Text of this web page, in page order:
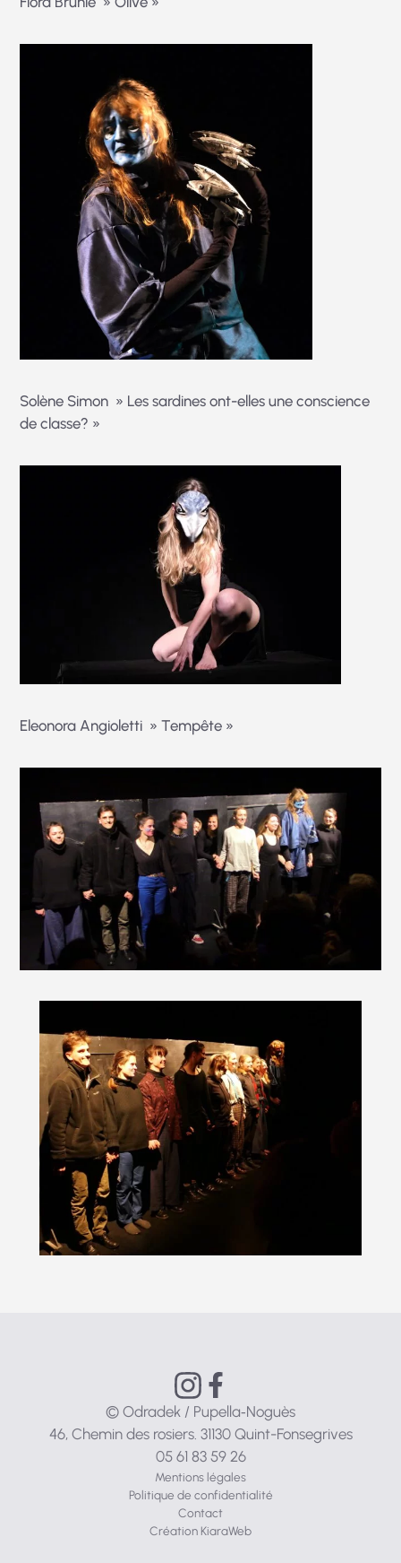
Solène Simon » Les sardines ont-elles une conscience
de classe? »
Eleonora Angioletti » Tempête »
© Odradek / Pupella‑Noguès
46, Chemin des rosiers. 31130 Quint-Fonsegrives
05 61 83 59 26
Mentions légales
Politique de confidentialité
Contact
Création KiaraWeb